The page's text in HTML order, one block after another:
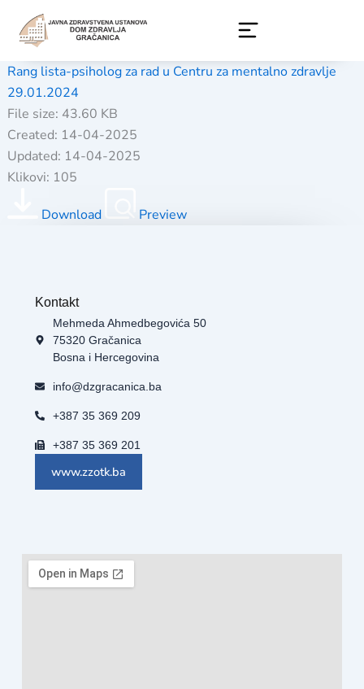
content
Rang lista-psiholog za rad u Centru za mentalno zdravlje
29.01.2024
File size: 43.60 KB
Created: 14-04-2025
Updated: 14-04-2025
Klikovi: 105
Download Preview
Kontakt
Mehmeda Ahmedbegovića 50
75320 Gračanica
Bosna i Hercegovina
info@dzgracanica.ba
+387 35 369 209
+387 35 369 201
www.zzotk.ba